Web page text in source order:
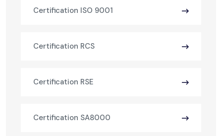
Certification ISO 9001
Certification RCS
Certification RSE
Certification SA8000